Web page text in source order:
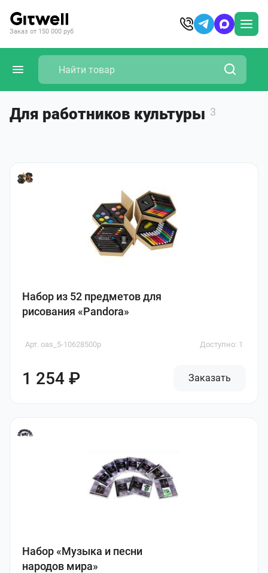
Заказ от 150 000 руб
Для работников культуры 3
Набор из 52 предметов для
рисования «Pandora»
Арт. oas_5-10628500p Доступно: 1
1 254 ₽ Заказать
Набор «Музыка и песни
народов мира»